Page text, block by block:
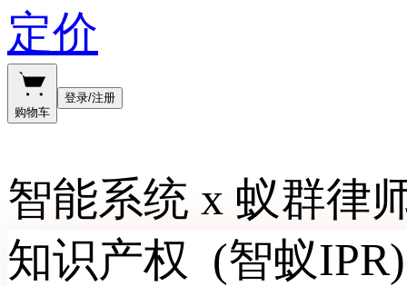
定价
购物车
登录/注册
CyberAnt智蚁
智能系统 x 蚁群律
知识产权 (智蚁IPR)